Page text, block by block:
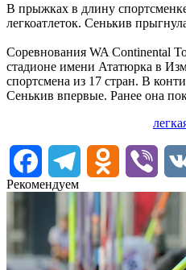
В прыжках в длину
легкоатлеток. Сенькив
Соревнования WA Continental
стадионе имени Ататюрка в
спортсмена из 17 стран. В
Сенькив впервые. Ранее она
FacebookTelegram Viber
Рекомендуем